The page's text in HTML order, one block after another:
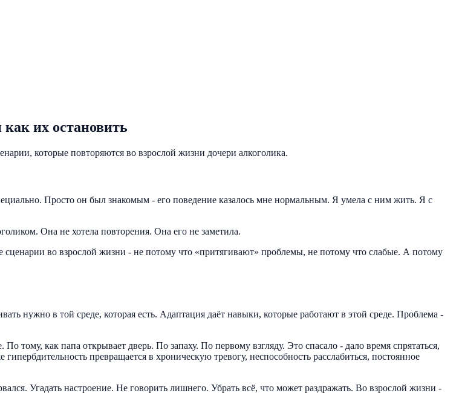
их остановить
которые повторяются во взрослой жизни дочери алкоголика.
Просто он был знакомым - его поведение казалось мне нормальным. Я умела с ним жить. Я с
Она не хотела повторения. Она его не заметила.
сценарии во взрослой жизни - не потому что «притягивают» проблемы, не потому что слабые. А потому
нужно в той среде, которая есть. Адаптация даёт навыки, которые работают в этой среде. Проблема -
тому, как папа открывает дверь. По запаху. По первому взгляду. Это спасало - дало время спрятаться,
превращается в хроническую тревогу, неспособность расслабиться, постоянное
Угадать настроение. Не говорить лишнего. Убрать всё, что может раздражать. Во взрослой жизни -